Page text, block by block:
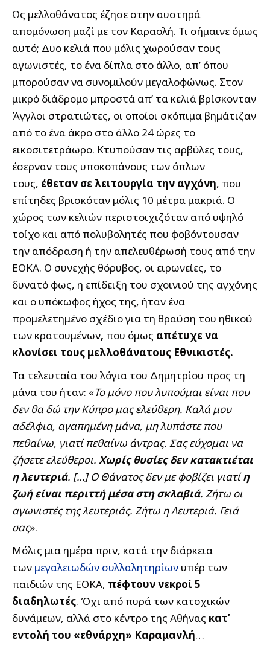
Ως μελλοθάνατος έζησε στην αυστηρά
απομόνωση μαζί με τον Καραολή. Τι σήμαινε όμως
αυτό; Δυο κελιά που μόλις χωρούσαν τους
αγωνιστές, το ένα δίπλα στο άλλο, απ’ όπου
μπορούσαν να συνομιλούν μεγαλοφώνως. Στον
μικρό διάδρομο μπροστά απ’ τα κελιά βρίσκονταν
Άγγλοι στρατιώτες, οι οποίοι σκόπιμα βημάτιζαν
από το ένα άκρο στο άλλο 24 ώρες το
εικοσιτετράωρο. Κτυπούσαν τις αρβύλες τους,
έσερναν τους υποκοπάνους των όπλων
τους, έθεταν σε λειτουργία την αγχόνη, που
επίτηδες βρισκόταν μόλις 10 μέτρα μακριά. Ο
χώρος των κελιών περιστοιχιζόταν από υψηλό
τοίχο και από πολυβολητές που φοβόντουσαν
την απόδραση ή την απελευθέρωσή τους από την
ΕΟΚΑ. Ο συνεχής θόρυβος, οι ειρωνείες, το
δυνατό φως, η επίδειξη του σχοινιού της αγχόνης
και ο υπόκωφος ήχος της, ήταν ένα
προμελετημένο σχέδιο για τη θραύση του ηθικού
των κρατουμένων, που όμως απέτυχε να
κλονίσει τους μελλοθάνατους Εθνικιστές.
Τα τελευταία του λόγια του Δημητρίου προς τη
μάνα του ήταν: «Το μόνο που λυπούμαι είναι που
δεν θα δώ την Κύπρο μας ελεύθερη. Καλά μου
αδέλφια, αγαπημένη μάνα, μη λυπάστε που
πεθαίνω, γιατί πεθαίνω άντρας. Σας εύχομαι να
ζήσετε ελεύθεροι. Χωρίς θυσίες δεν κατακτιέται
η λευτεριά. […] Ο Θάνατος δεν με φοβίζει γιατίη
ζωή είναι περιττή μέσα στη σκλαβιά. Ζήτω οι
αγωνιστές της λευτεριάς. Ζήτω η Λευτεριά. Γειά
σας».
Μόλις μια ημέρα πριν, κατά την διάρκεια
των μεγαλειωδών συλλαλητηρίων υπέρ των
παιδιών της ΕΟΚΑ, πέφτουν νεκροί 5
διαδηλωτές. Όχι από πυρά των κατοχικών
δυνάμεων, αλλά στο κέντρο της Αθήνας κατ’
εντολή του «εθνάρχη» Καραμανλή…